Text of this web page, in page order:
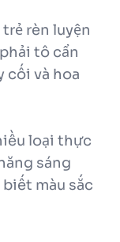
rèn luyện
tô cẩn
cối và hoa
loại thực
sáng
màu sắc